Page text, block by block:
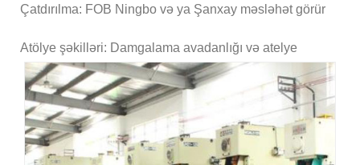
Çatdırılma: FOB Ningbo və ya Şanxay məsləhət görür
Atölye şəkilləri: Damgalama avadanlığı və atelye